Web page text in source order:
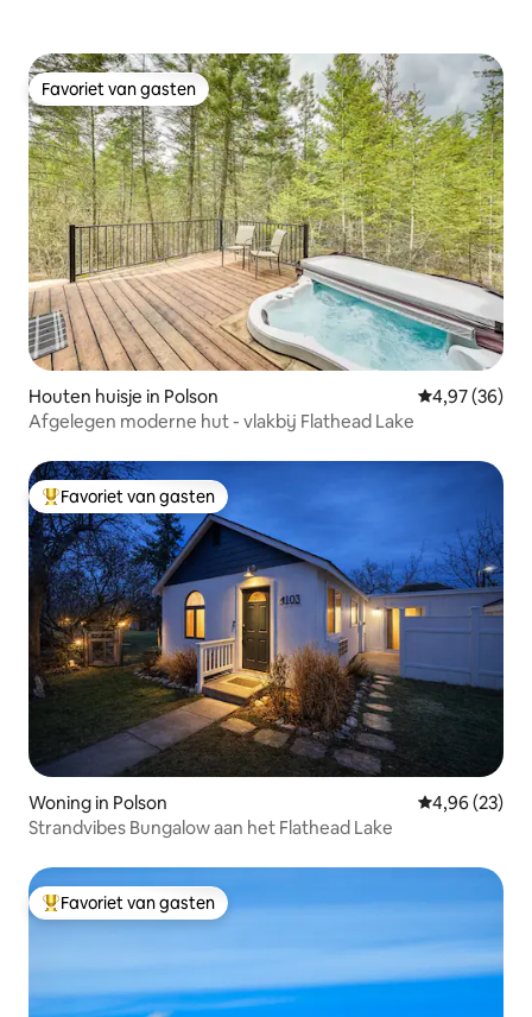
Favoriet van gasten
Favoriet van gasten
Houten huisje in Polson Gemiddelde
4,97 (36)
Afgelegen moderne hut - vlakbij Flathead Lake
Topfavoriet van gasten
Favoriet van gasten
Woning in Polson Gemiddelde
4,96 (23)
Strandvibes Bungalow aan het Flathead Lake
Topfavoriet van gasten
Favoriet van gasten